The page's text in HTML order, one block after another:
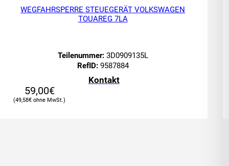
WEGFAHRSPERRE STEUEGERÄT VOLKSWAGEN
TOUAREG 7LA
Teilenummer:3D0909135L
RefID:9587884
Kontakt
59,00€
49,58€